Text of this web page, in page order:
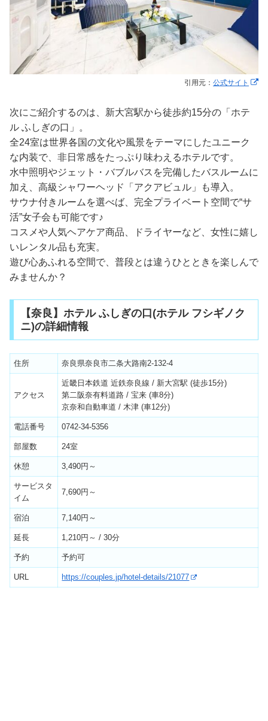
引用元： 公式サイト
次にご紹介するのは、新大宮駅から徒歩約15分の「ホテ
ル ふしぎの口」。
全24室は世界各国の文化や風景をテーマにしたユニーク
な内装で、非日常感をたっぷり味わえるホテルです。
水中照明やジェット・バブルバスを完備したバスルームに
加え、高級シャワーヘッド「アクアビュル」も導入。
サウナ付きルームを選べば、完全プライベート空間で“サ
活”女子会も可能です♪
コスメや人気ヘアケア商品、ドライヤーなど、女性に嬉し
いレンタル品も充実。
遊び心あふれる空間で、普段とは違うひとときを楽しんで
みませんか？
【奈良】ホテル ふしぎの口(ホテル フシギノク
ニ)の詳細情報
住所 奈良県奈良市二条大路南2-132-4
アクセス
近畿日本鉄道 近鉄奈良線 / 新大宮駅 (徒歩15分)
第二阪奈有料道路 / 宝来 (車8分)
京奈和自動車道 / 木津 (車12分)
電話番号 0742-34-5356
部屋数 24室
休憩 3,490円～
サービスタ
イム
7,690円～
宿泊 7,140円～
延長 1,210円～ / 30分
予約 予約可
URL https://couples.jp/hotel-details/21077